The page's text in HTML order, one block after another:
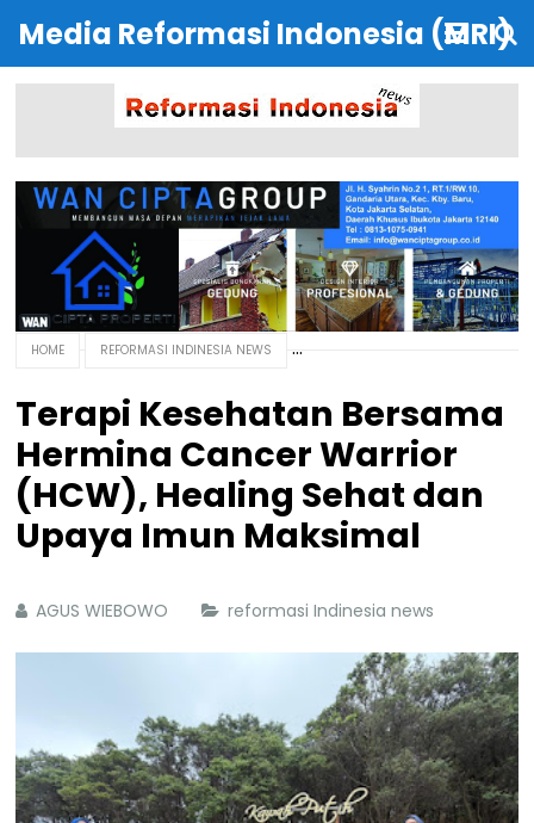
Media Reformasi Indonesia (MRI)
HOME REFORMASI INDINESIA NEWS
Terapi Kesehatan Bersama
Hermina Cancer Warrior
(HCW), Healing Sehat dan
Upaya Imun Maksimal
AGUS WIEBOWO reformasi Indinesia news